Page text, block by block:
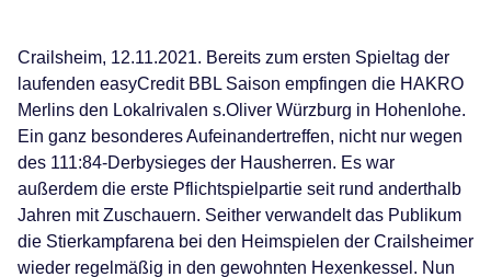
Crailsheim, 12.11.2021. Bereits zum ersten Spieltag der
laufenden easyCredit BBL Saison empfingen die HAKRO
Merlins den Lokalrivalen s.Oliver Würzburg in Hohenlohe.
Ein ganz besonderes Aufeinandertreffen, nicht nur wegen
des 111:84-Derbysieges der Hausherren. Es war
außerdem die erste Pflichtspielpartie seit rund anderthalb
Jahren mit Zuschauern. Seither verwandelt das Publikum
die Stierkampfarena bei den Heimspielen der Crailsheimer
wieder regelmäßig in den gewohnten Hexenkessel. Nun